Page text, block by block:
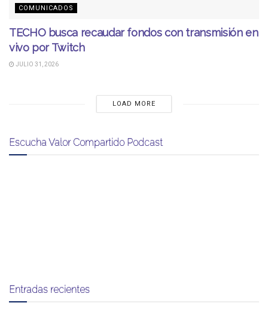
COMUNICADOS
TECHO busca recaudar fondos con transmisión en
vivo por Twitch
JULIO 31, 2026
LOAD MORE
Escucha Valor Compartido Podcast
Entradas recientes